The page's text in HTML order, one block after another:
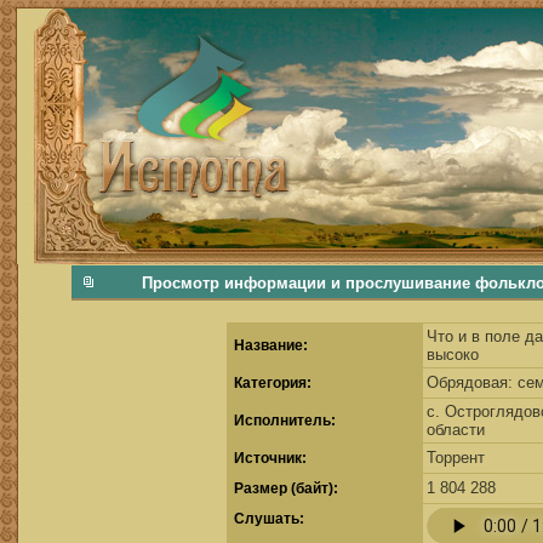
фольклорная музыка, фольклор хороводы бабушки русские народные песни послушать скачать каталог фольклора Скачать Поиск музыки, поиск фольклора, искать песни, как пели
Просмотр информации и прослушивание
Название:
Что и в поле
высоко
Категория: Обрядовая:
Исполнитель:
с.
области
Источник: Торрент
Размер (байт):
1 804 288
Cлушать: